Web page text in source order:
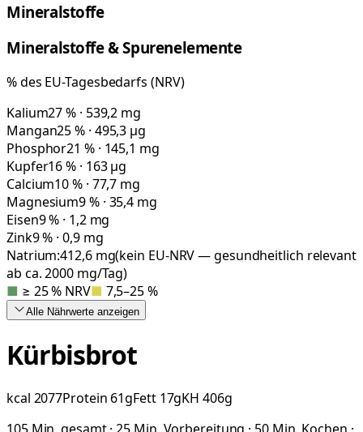
Mineralstoffe
Mineralstoffe & Spurenelemente
% des EU-Tagesbedarfs (NRV)
Kalium27 % · 539,2 mg
Mangan25 % · 495,3 µg
Phosphor21 % · 145,1 mg
Kupfer16 % · 163 µg
Calcium10 % · 77,7 mg
Magnesium9 % · 35,4 mg
Eisen9 % · 1,2 mg
Zink9 % · 0,9 mg
Natrium:412,6mg(kein EU-NRV — gesundheitlich relevant
ab ca. 2000 mg/Tag)
■ ≥ 25 % NRV■ 7,5–25 %
Alle Nährwerte anzeigen
Kürbisbrot
kcal 2077Protein 61gFett 17gKH 406g